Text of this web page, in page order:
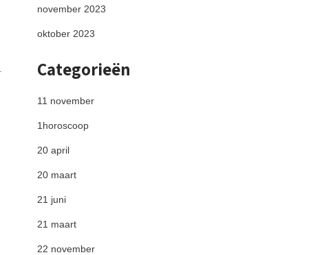
november 2023
oktober 2023
Categorieën
11 november
1horoscoop
20 april
20 maart
21 juni
21 maart
22 november